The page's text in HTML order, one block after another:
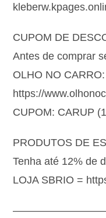
CUPOM DE
Antes de comprar
OLHO NO CARRO:
https://
CUPOM: CARUP
PRODUTOS DE
Tenha até 12% de
LOJA SBRIO =